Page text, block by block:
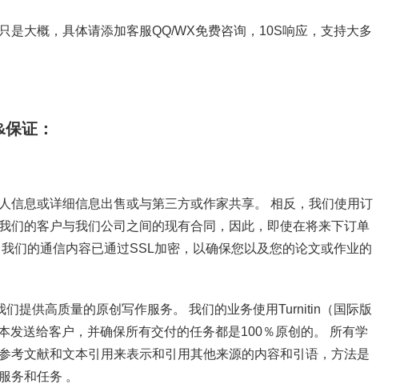
是大概，具体请添加客服QQ/WX免费咨询，10S响应，支持大多
证：
信息或详细信息出售或与第三方或作家共享。 相反，我们使用订
们的客户与我们公司之间的现有合同，因此，即使在将来下订单
们的通信内容已通过SSL加密，以确保您以及您的论文或作业的
们提供高质量的原创写作服务。 我们的业务使用Turnitin（国际版
发送给客户，并确保所有交付的任务都是100％原创的。 所有学
考文献和文本引用来表示和引用其他来源的内容和引语，方法是
务和任务 。